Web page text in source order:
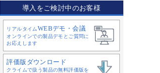
導入をご検討中のお客様
リアルタイムWEBデモ・会議
オンラインでの製品デモとご質問に
お応えします
評価版ダウンロード
クライムで扱う製品の無料評価版を